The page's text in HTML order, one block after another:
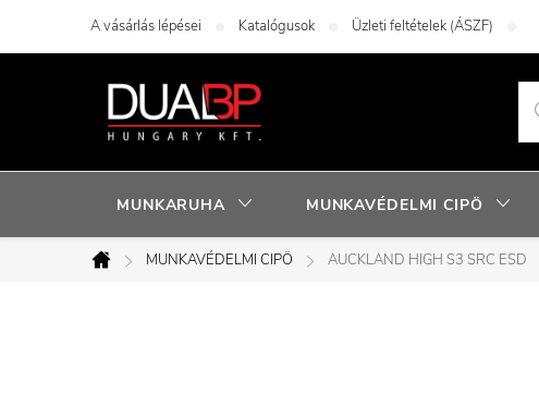
A vásárlás lépései Katalógusok Üzleti feltételek (ÁSZF)
MUNKARUHA MUNKAVÉDELMI CIPÖ
Kezdőlap
MUNKAVÉDELMI CIPÖ AUCKLAND HIGH S3 SRC ESD